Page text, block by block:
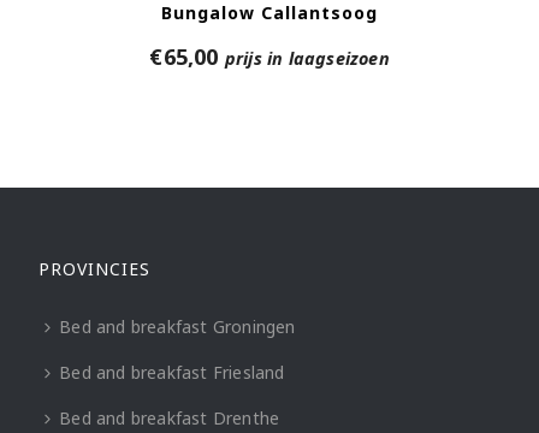
Bungalow Callantsoog
€65,00 prijs in laagseizoen
PROVINCIES
Bed and breakfast Groningen
Bed and breakfast Friesland
Bed and breakfast Drenthe